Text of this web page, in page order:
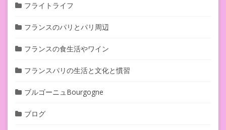
フライトライフ
フランスのパリとパリ周辺
フランスの食生活やワイン
フランスパリの生活と文化と慣習
ブルゴーニュBourgogne
ブログ